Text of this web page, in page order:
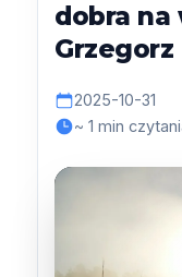
dobra na
Grzegorz
2025-10-31
~ 1 min